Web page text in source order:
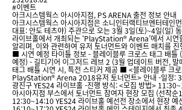
#이벤트
아크시스템웍스 아시아지점, PS ARENA 출전 정보 안내
아크시스템웍스 아시아지점은 소니인터랙티브엔터테인
대표: 안도 테츠야) 주관으로 오는 3월 3일(토)~4일(일)
라이브홀에서 개최되는 ‘PlayStation® Arena’에서 시연
알리며, 이와 관련하여 유저 토너먼트와 이벤트 매치를
■ 시연 예정 타이틀 정보 - 블레이블루 크로스 태그 배
예정) - 길티기어 이그저드 레브 2 (3월 업데이트 버전,
태그 배틀 시연 시, 특전 스티커 제공 ■ <블레이블루 크
PlayStation® Arena 2018유저 토너먼트> 안내 -일정:
광진구 YES24 라이브홀 -진행 방식: <모집 방법>
아시아지점 부스에서 토너먼트 참여자 현장 모집 (선착
12:30~14:10 YES24 라이브홀 예선전 장소에서 현장 예